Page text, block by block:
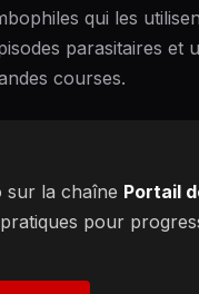
qui les
parasitaires et
courses.
sur la chaîne Portail
pour